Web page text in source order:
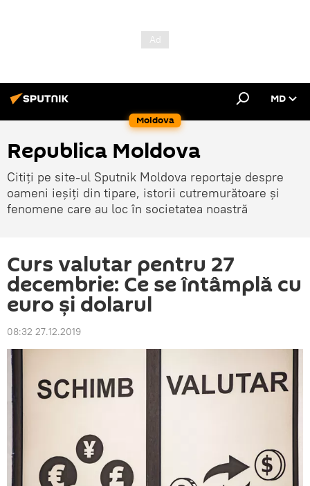
Moldova
MD
Republica Moldova
Citiți pe site-ul Sputnik Moldova reportaje despre
oameni ieșiți din tipare, istorii cutremurătoare și
fenomene care au loc în societatea noastră
Curs valutar pentru 27
decembrie: Ce se întâmplă cu
euro și dolarul
08:32 27.12.2019